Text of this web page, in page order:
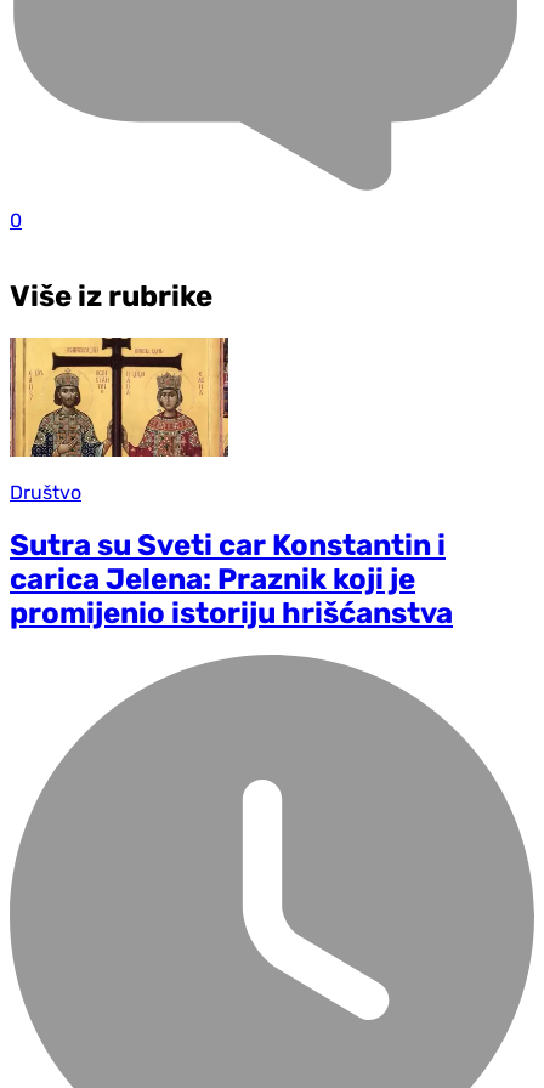
0
Više iz rubrike
Društvo
Sutra su Sveti car Konstantin i
carica Jelena: Praznik koji je
promijenio istoriju hrišćanstva